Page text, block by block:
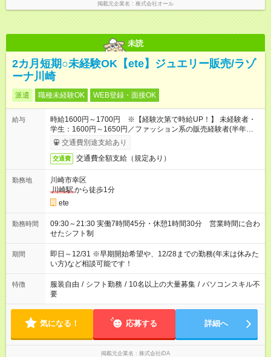
掲載元企業名 株式会社オール
未読
2カ月短期○未経験OK【ete】ジュエリー販売/ラゾ
ーナ川崎
派遣 職種未経験OK WEB登録・面接OK
給与
時給1600円～1700円 ※【経験次第で時給UP！】 未経験者・
学生：1600円～1650円／ファッション系の販売経験者(半年以
上)：1650円～1700円
交通費別途支給あり
交通費 交通費全額支給（規定あり）
勤務地
川崎市幸区
川崎駅から徒歩1分
ete
勤務時間
09:30～21:30 実働7時間45分・休憩1時間30分 営業時間に合わ
せたシフト制
期間
即日～12/31 ※早期開始希望や、12/28までの勤務(年末は休みた
い方)など相談可能です！
特徴 服装自由 / シフト勤務 / 10名以上の大量募集 / パソコンスキル不
要
気になる！ 応募する 詳細へ
掲載元企業名 株式会社iDA